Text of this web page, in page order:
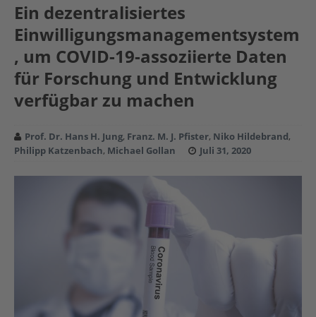
Ein dezentralisiertes
Einwilligungsmanagementsystem
, um COVID-19-assoziierte Daten
für Forschung und Entwicklung
verfügbar zu machen
Prof. Dr. Hans H. Jung, Franz. M. J. Pfister, Niko Hildebrand,
Philipp Katzenbach, Michael Gollan Juli 31, 2020